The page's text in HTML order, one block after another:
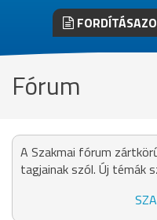
Fórum
A Szakmai fórum
tagjainak szól. Új témák